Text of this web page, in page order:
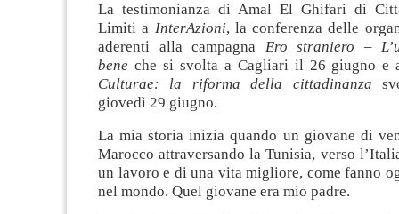
La testimonianza di Amal El Ghifari di
Limiti a InterAzioni, la conferenza delle
aderenti alla campagna Ero straniero –
bene che si svolta a Cagliari il 26 giugno e
Culturae: la riforma della cittadinanza
giovedì 29 giugno.
La mia storia inizia quando un giovane di
Marocco attraversando la Tunisia, verso
un lavoro e di una vita migliore, come fanno
nel mondo. Quel giovane era mio padre.